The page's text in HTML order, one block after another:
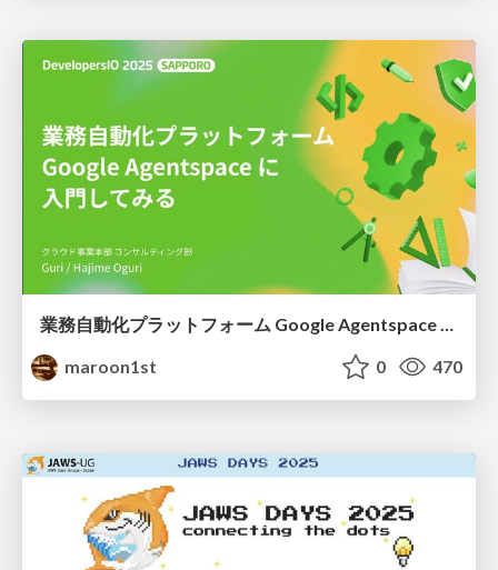
業務自動化プラットフォーム Google Agentspace に入門してみる #devio2025
maroon1st
0 470